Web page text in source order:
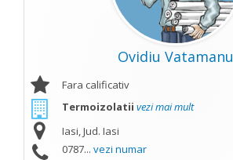
Ovidiu Vatamanu
Fara calificativ
Termoizolatii vezi mai mult
Iasi, Jud. Iasi
0787... vezi numar